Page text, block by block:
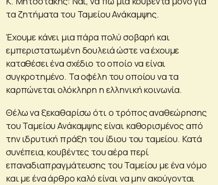
τα ζητήματα του Ταμείου Ανάκαμψης.
Έχουμε κάνει μια πάρα πολύ σοβαρή και
εμπεριστατωμένη δουλειά ώστε να έχουμε
καταθέσει ένα σχέδιο το οποίο να είναι
συγκροτημένο. Τα οφέλη του οποίου να τα
καρπώνεται ολόκληρη η ελληνική κοινωνία.
Θέλω να ξεκαθαρίσω ότι ο τρόπος αναθεώρησης
του Ταμείου Ανάκαμψης είναι καθορισμένος από
την ιδρυτική πράξη του ίδιου του ταμείου. Κατά
συνέπεια, κουβέντες του αέρα περί
επαναδιαπραγμάτευσης του Ταμείου με ένα νόμο
και με ένα άρθρο καλό είναι να μην ακούγονται